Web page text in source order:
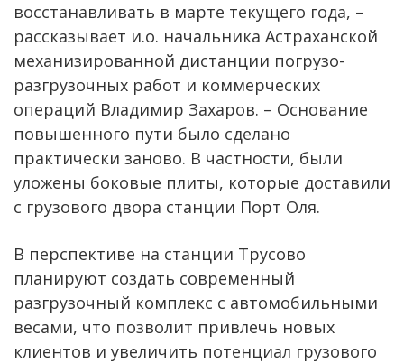
восстанавливать в марте текущего года, –
рассказывает и.о. начальника Астраханской
механизированной дистанции погрузо-
разгрузочных работ и коммерческих
операций Владимир Захаров. – Основание
повышенного пути было сделано
практически заново. В частности, были
уложены боковые плиты, которые доставили
с грузового двора станции Порт Оля.
В перспективе на станции Трусово
планируют создать современный
разгрузочный комплекс с автомобильными
весами, что позволит привлечь новых
клиентов и увеличить потенциал грузового